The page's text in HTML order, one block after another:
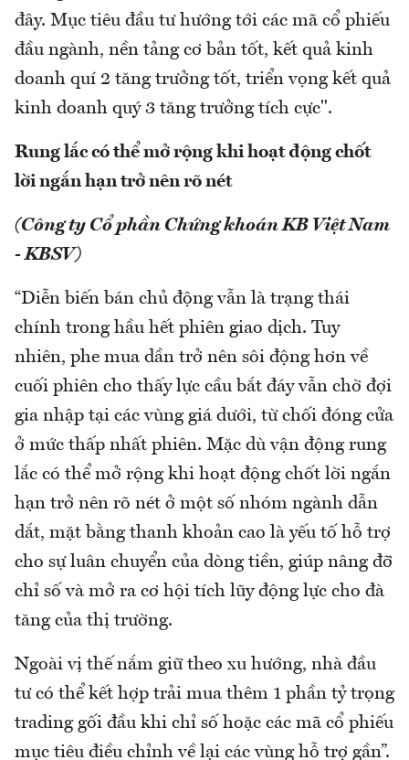
đây. Mục tiêu đầu tư hướng tới các mã cổ phiếu
đầu ngành, nền tảng cơ bản tốt, kết quả kinh
doanh quí 2 tăng trưởng tốt, triển vọng kết quả
kinh doanh quý 3 tăng trưởng tích cực".
Rung lắc có thể mở rộng khi hoạt động chốt
lời ngắn hạn trở nên rõ nét
(Công ty Cổ phần Chứng khoán KB Việt Nam
- KBSV)
“Diễn biến bán chủ động vẫn là trạng thái
chính trong hầu hết phiên giao dịch. Tuy
nhiên, phe mua dần trở nên sôi động hơn về
cuối phiên cho thấy lực cầu bắt đáy vẫn chờ đợi
gia nhập tại các vùng giá dưới, từ chối đóng cửa
ở mức thấp nhất phiên. Mặc dù vận động rung
lắc có thể mở rộng khi hoạt động chốt lời ngắn
hạn trở nên rõ nét ở một số nhóm ngành dẫn
dắt, mặt bằng thanh khoản cao là yếu tố hỗ trợ
cho sự luân chuyển của dòng tiền, giúp nâng đỡ
chỉ số và mở ra cơ hội tích lũy động lực cho đà
tăng của thị trường.
Ngoài vị thế nắm giữ theo xu hướng, nhà đầu
tư có thể kết hợp trải mua thêm 1 phần tỷ trọng
trading gối đầu khi chỉ số hoặc các mã cổ phiếu
mục tiêu điều chỉnh về lại các vùng hỗ trợ gần”.